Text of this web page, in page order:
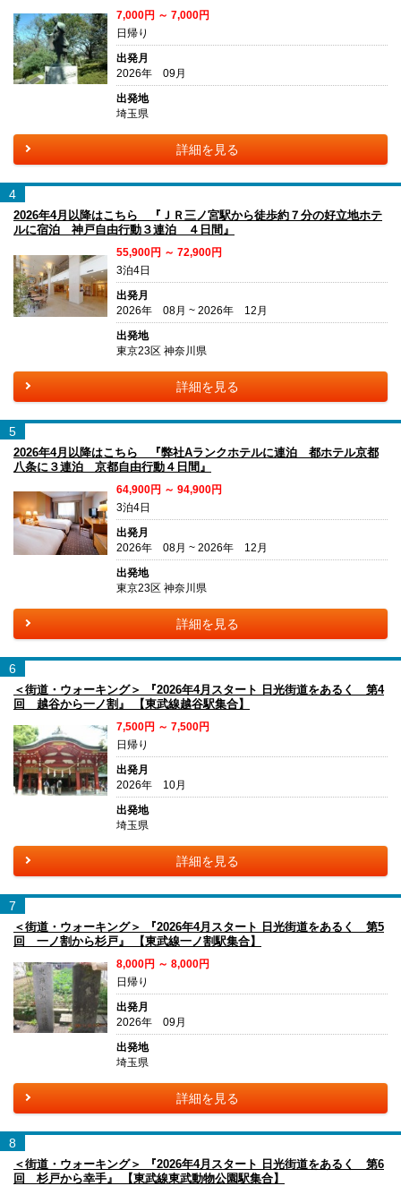
7,000円 ～ 7,000円
日帰り
出発月
2026年 09月
出発地
埼玉県
詳細を見る
4
2026年4月以降はこちら 『ＪＲ三ノ宮駅から徒歩約７分の好立地ホテ
ルに宿泊 神戸自由行動３連泊 ４日間』
55,900円 ～ 72,900円
3泊4日
出発月
2026年 08月 ~ 2026年 12月
出発地
東京23区 神奈川県
詳細を見る
5
2026年4月以降はこちら 『弊社Aランクホテルに連泊 都ホテル京都
八条に３連泊 京都自由行動４日間』
64,900円 ～ 94,900円
3泊4日
出発月
2026年 08月 ~ 2026年 12月
出発地
東京23区 神奈川県
詳細を見る
6
＜街道・ウォーキング＞ 『2026年4月スタート 日光街道をあるく 第4
回 越谷から一ノ割』 【東武線越谷駅集合】
7,500円 ～ 7,500円
日帰り
出発月
2026年 10月
出発地
埼玉県
詳細を見る
7
＜街道・ウォーキング＞ 『2026年4月スタート 日光街道をあるく 第5
回 一ノ割から杉戸』 【東武線一ノ割駅集合】
8,000円 ～ 8,000円
日帰り
出発月
2026年 09月
出発地
埼玉県
詳細を見る
8
＜街道・ウォーキング＞ 『2026年4月スタート 日光街道をあるく 第6
回 杉戸から幸手』 【東武線東武動物公園駅集合】